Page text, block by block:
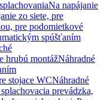
Na napájanie
zo siete, pre
pre podomietkové
spúšťaním
hrubú montážNáhradné
stojace WCNáhradné
prevádzka,